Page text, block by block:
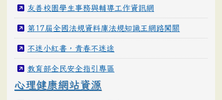
友善校園學生事務與輔導工作資訊網
第17屆全國法規資料庫法規知識王網路闖關
不迷小紅書，青春不迷途
教育部全民安全指引專區
心理健康網站資源